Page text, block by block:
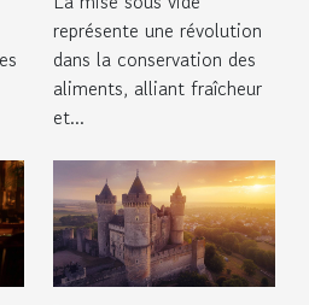
machine de mise
sous vide
représente une révolution
dans la conservation des
aliments, alliant fraîcheur
et...